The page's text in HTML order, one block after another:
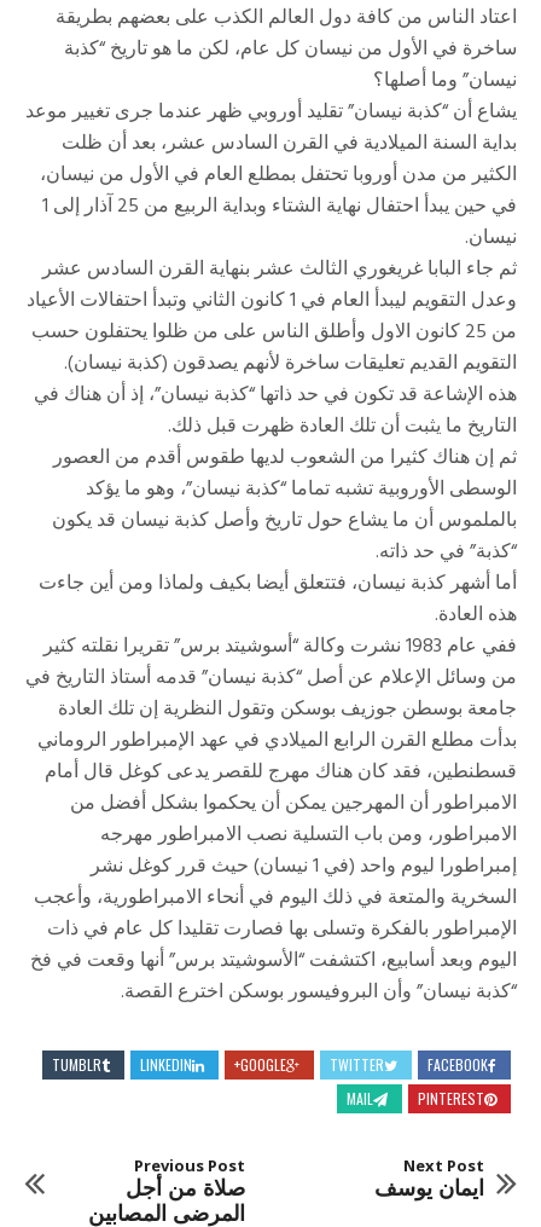
اعتاد الناس من كافة دول العالم الكذب على بعضهم بطريقة
ساخرة في الأول من نيسان كل عام، لكن ما هو تاريخ “كذبة
نيسان” وما أصلها؟
يشاع أن “كذبة نيسان” تقليد أوروبي ظهر عندما جرى تغيير موعد
بداية السنة الميلادية في القرن السادس عشر، بعد أن ظلت
الكثير من مدن أوروبا تحتفل بمطلع العام في الأول من نيسان،
في حين يبدأ احتفال نهاية الشتاء وبداية الربيع من 25 آذار إلى 1
نيسان.
ثم جاء البابا غريغوري الثالث عشر بنهاية القرن السادس عشر
وعدل التقويم ليبدأ العام في 1 كانون الثاني وتبدأ احتفالات الأعياد
من 25 كانون الاول وأطلق الناس على من ظلوا يحتفلون حسب
التقويم القديم تعليقات ساخرة لأنهم يصدقون (كذبة نيسان).
هذه الإشاعة قد تكون في حد ذاتها “كذبة نيسان”، إذ أن هناك في
التاريخ ما يثبت أن تلك العادة ظهرت قبل ذلك.
ثم إن هناك كثيرا من الشعوب لديها طقوس أقدم من العصور
الوسطى الأوروبية تشبه تماما “كذبة نيسان”، وهو ما يؤكد
بالملموس أن ما يشاع حول تاريخ وأصل كذبة نيسان قد يكون
“كذبة” في حد ذاته.
أما أشهر كذبة نيسان، فتتعلق أيضا بكيف ولماذا ومن أين جاءت
هذه العادة.
ففي عام 1983 نشرت وكالة “أسوشيتد برس” تقريرا نقلته كثير
من وسائل الإعلام عن أصل “كذبة نيسان” قدمه أستاذ التاريخ في
جامعة بوسطن جوزيف بوسكن وتقول النظرية إن تلك العادة
بدأت مطلع القرن الرابع الميلادي في عهد الإمبراطور الروماني
قسطنطين، فقد كان هناك مهرج للقصر يدعى كوغل قال أمام
الامبراطور أن المهرجين يمكن أن يحكموا بشكل أفضل من
الامبراطور، ومن باب التسلية نصب الامبراطور مهرجه
إمبراطورا ليوم واحد (في 1 نيسان) حيث قرر كوغل نشر
السخرية والمتعة في ذلك اليوم في أنحاء الامبراطورية، وأعجب
الإمبراطور بالفكرة وتسلى بها فصارت تقليدا كل عام في ذات
اليوم وبعد أسابيع، اكتشفت “الأسوشيتد برس” أنها وقعت في فخ
“كذبة نيسان” وأن البروفيسور بوسكن اخترع القصة.
FACEBOOK
TWITTER
GOOGLE+
LINKEDIN
TUMBLR
PINTEREST
MAIL
Previous Post
صلاة من أجل
المرضى المصابين
Next Post
ايمان يوسف